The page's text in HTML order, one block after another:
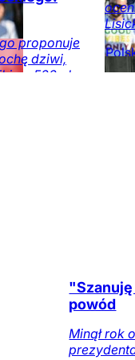
proponuje
dziwi,
500 plus –
"Szanuję
powód
Minął rok